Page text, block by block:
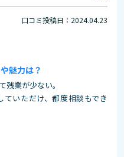
口コミ投稿日：2024.04.23
魅力は？
業が少ない。
いただけ、都度相談もでき